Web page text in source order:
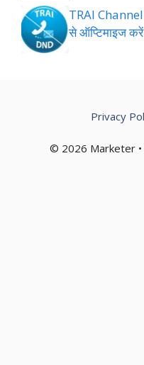
TRAI
से ऑप्टिमाइज करें
© 2026 Marketer
Privacy